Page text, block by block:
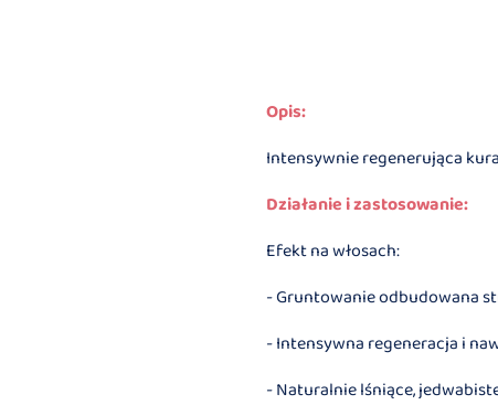
Opis:
Intensywnie regenerująca
Działanie i zastosowanie:
Efekt na włosach:
- Gruntowanie odbudowana
- Intensywna regeneracja i
- Naturalnie lśniące,